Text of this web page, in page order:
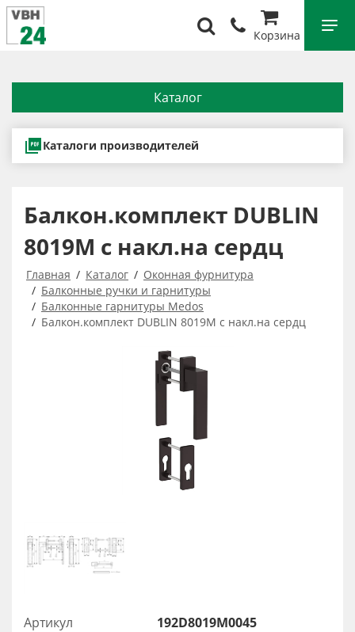
Корзина
Каталог
Каталоги производителей
Балкон.комплект DUBLIN
8019M с накл.на сердц
Главная Каталог
Оконная фурнитура
Балконные ручки и гарнитуры
Балконные гарнитуры Medos
Балкон.комплект DUBLIN 8019M с накл.на сердц
Артикул
192D8019M0045